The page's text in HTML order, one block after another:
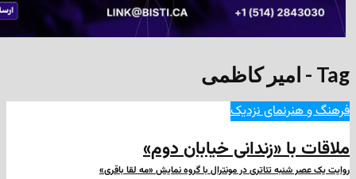
نمای نزدیک
«زندانی خیابان دوم»
تئاتری در مونترال با گروه نمایش «مه لقا باقری»